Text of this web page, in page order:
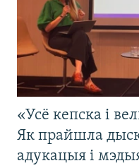
«Усё кепска і
Як прайшла
адукацыя і